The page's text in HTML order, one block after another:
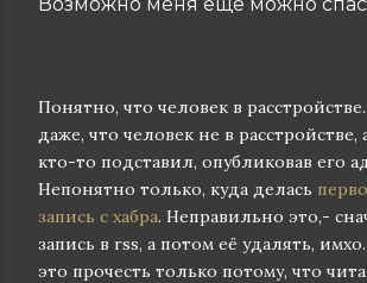
Понятно, что человек в
даже, что человек не в расстройстве,
кто-то подставил, опубликовав его
Непонятно только, куда делась
запись с хабра. Неправильно это,-
запись в rss, а потом её удалять,
это прочесть только потому, что